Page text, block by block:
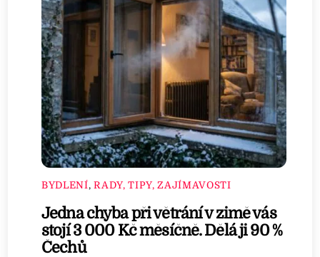
BYDLENÍ,RADY, TIPY, ZAJÍMAVOSTI
Jedna chyba při větrání v zimě vás
stojí 3 000 Kč měsíčně. Dělá ji 90 %
Čechů